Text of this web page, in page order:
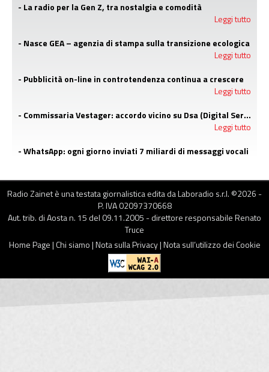
- La radio per la Gen Z, tra nostalgia e comodità
Leggi tutto
- Nasce GEA – agenzia di stampa sulla transizione ecologica
Leggi tutto
- Pubblicità on-line in controtendenza continua a crescere
Leggi tutto
- Commissaria Vestager: accordo vicino su Dsa (Digital Service Act) per maggiore responsabilità delle big tech per i contenuti
Leggi tutto
- WhatsApp: ogni giorno inviati 7 miliardi di messaggi vocali
Radio Zainet è una testata giornalistica edita da Laboradio s.r.l. ©2026 -
P. IVA 02097370668
Aut. trib. di Aosta n. 15 del 09.11.2005 - direttore responsabile Renato
Truce
Home Page|Chi siamo|Nota sulla Privacy|Nota sull’utilizzo dei Cookie